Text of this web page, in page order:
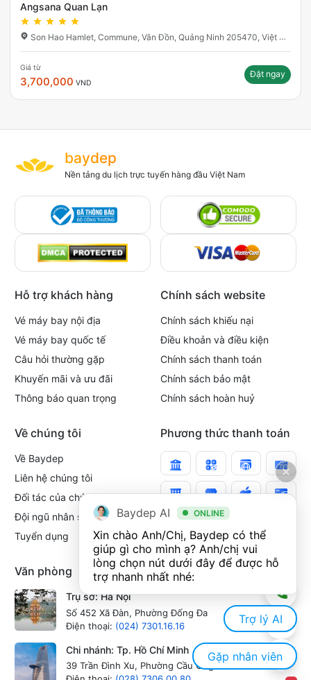
Angsana Quan Lạn
Son Hao Hamlet, Commune, Vân Đồn, Quảng Ninh 205470, Việt Nam
Giá từ
3,700,000 VND
Đặt ngay
baydep
Nền tảng du lịch trực tuyến hàng đầu Việt Nam
Hỗ trợ khách hàng
Vé máy bay nội địa
Vé máy bay quốc tế
Câu hỏi thường gặp
Khuyến mãi và ưu đãi
Thông báo quan trọng
Chính sách website
Chính sách khiếu nại
Điều khoản và điều kiện
Chính sách thanh toán
Chính sách bảo mật
Chính sách hoàn huỷ
Về chúng tôi
Về Baydep
Liên hệ chúng tôi
Đối tác của chúng tôi
Đội ngũ nhân sự
Tuyển dụng
Phương thức thanh toán
Văn phòng
Trụ sở: Hà Nội
Số 452 Xã Đàn, Phường Đống Đa
Điện thoại: (024) 7301.16.16
Chi nhánh: Tp. Hồ Chí Minh
39 Trần Đình Xu, Phường Cầu Ông Lãnh
Baydep AI ONLINE
Xin chào Anh/Chị, Baydep có thể
giúp gì cho mình ạ? Anh/chị vui
lòng chọn nút dưới đây để được hỗ
trợ nhanh nhất nhé:
Trợ lý AI
Gặp nhân viên